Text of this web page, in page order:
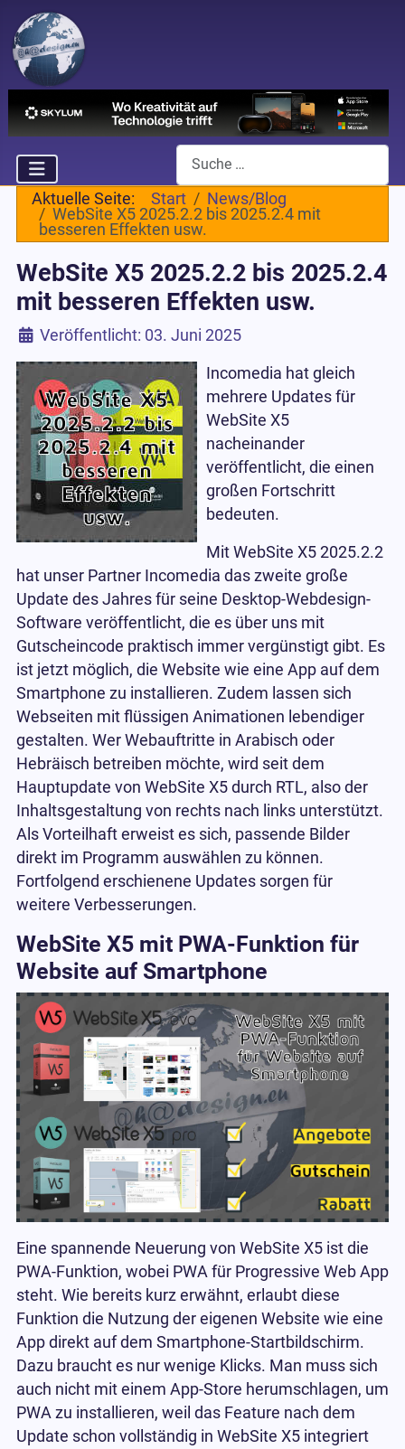
Suchen
Aktuelle Seite: Start
News/Blog
WebSite X5 2025.2.2 bis 2025.2.4 mit
besseren Effekten usw.
WebSite X5 2025.2.2 bis 2025.2.4
mit besseren Effekten usw.
Details
Veröffentlicht: 03. Juni 2025
Incomedia hat gleich
mehrere Updates für
WebSite X5
nacheinander
veröffentlicht, die einen
großen Fortschritt
bedeuten.
Mit WebSite X5 2025.2.2
hat unser Partner Incomedia das zweite große
Update des Jahres für seine Desktop-Webdesign-
Software veröffentlicht, die es über uns mit
Gutscheincode praktisch immer vergünstigt gibt. Es
ist jetzt möglich, die Website wie eine App auf dem
Smartphone zu installieren. Zudem lassen sich
Webseiten mit flüssigen Animationen lebendiger
gestalten. Wer Webauftritte in Arabisch oder
Hebräisch betreiben möchte, wird seit dem
Hauptupdate von WebSite X5 durch RTL, also der
Inhaltsgestaltung von rechts nach links unterstützt.
Als Vorteilhaft erweist es sich, passende Bilder
direkt im Programm auswählen zu können.
Fortfolgend erschienene Updates sorgen für
weitere Verbesserungen.
WebSite X5 mit PWA-Funktion für
Website auf Smartphone
Eine spannende Neuerung von WebSite X5 ist die
PWA-Funktion, wobei PWA für Progressive Web App
steht. Wie bereits kurz erwähnt, erlaubt diese
Funktion die Nutzung der eigenen Website wie eine
App direkt auf dem Smartphone-Startbildschirm.
Dazu braucht es nur wenige Klicks. Man muss sich
auch nicht mit einem App-Store herumschlagen, um
PWA zu installieren, weil das Feature nach dem
Update schon vollständig in WebSite X5 integriert